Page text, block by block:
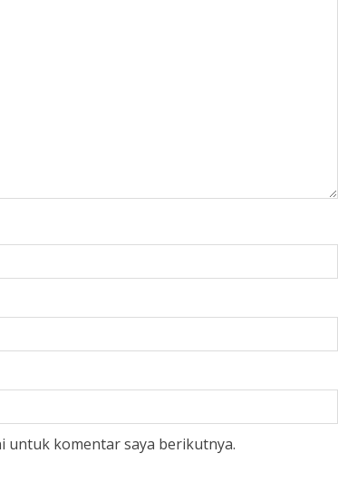
untuk komentar saya berikutnya.